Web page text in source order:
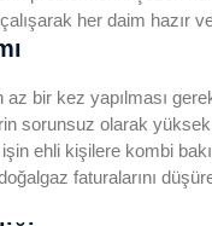
her daim hazır
az bir kez yapılması
sorunsuz olarak
ehli kişilere kombi
faturalarını